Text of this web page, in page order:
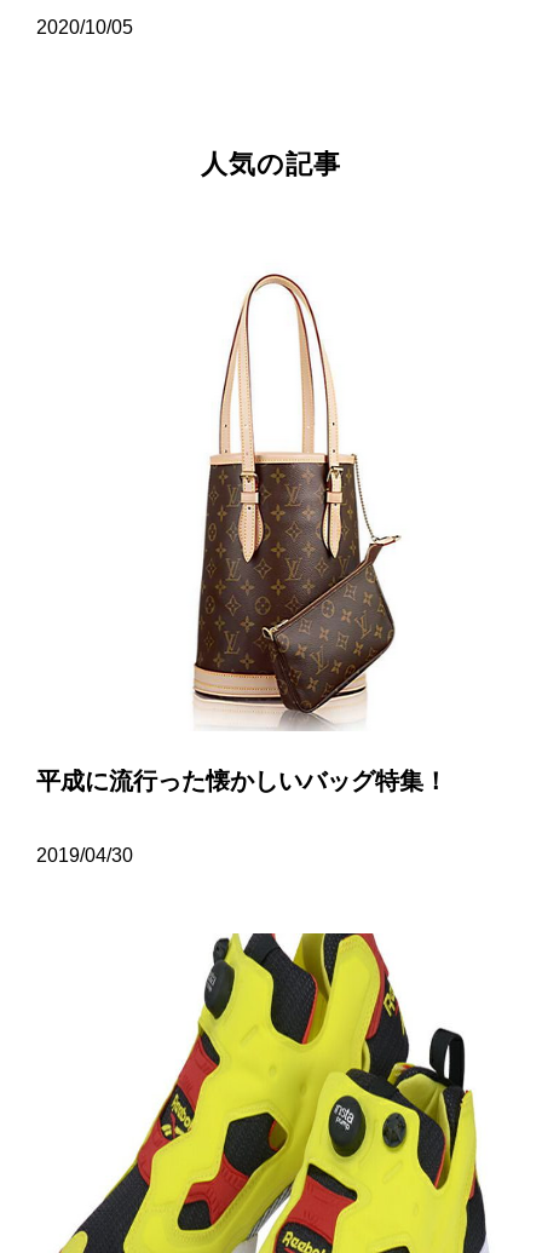
2020/10/05
人気の記事
平成に流行った懐かしいバッグ特集！
2019/04/30